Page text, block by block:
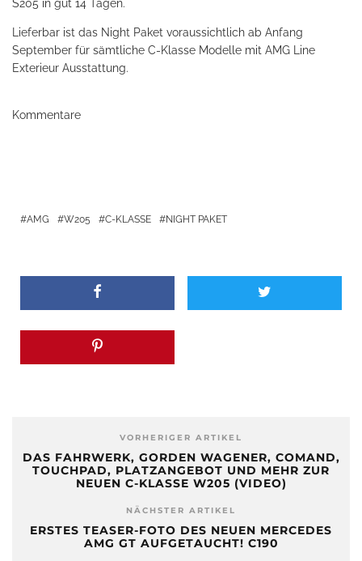
S205 in gut 14 Tagen.
Lieferbar ist das Night Paket voraussichtlich ab Anfang
September für sämtliche C-Klasse Modelle mit AMG Line
Exterieur Ausstattung.
Kommentare
AMG W205 C-KLASSE NIGHT PAKET
VORHERIGER ARTIKEL
DAS FAHRWERK, GORDEN WAGENER, COMAND,
TOUCHPAD, PLATZANGEBOT UND MEHR ZUR
NEUEN C-KLASSE W205 (VIDEO)
NÄCHSTER ARTIKEL
ERSTES TEASER-FOTO DES NEUEN MERCEDES
AMG GT AUFGETAUCHT! C190